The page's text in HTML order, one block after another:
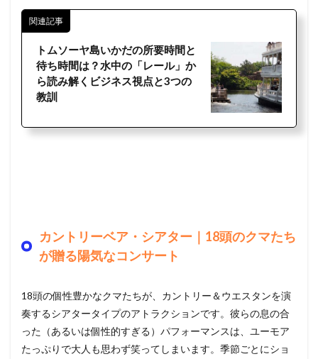
関連記事
トムソーヤ島いかだの所要時間と
待ち時間は？水中の「レール」か
ら読み解くビジネス視点と3つの
教訓
カントリーベア・シアター｜18頭のクマたち
が贈る陽気なコンサート
18頭の個性豊かなクマたちが、カントリー＆ウエスタンを演
奏するシアタータイプのアトラクションです。彼らの息の合
った（あるいは個性的すぎる）パフォーマンスは、ユーモア
たっぷりで大人も思わず笑ってしまいます。季節ごとにショ